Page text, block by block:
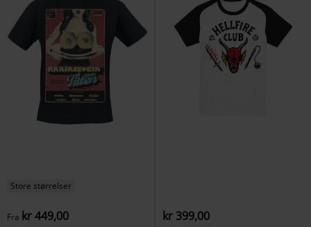
Store størrelser
Fra kr 449,00 kr 399,00